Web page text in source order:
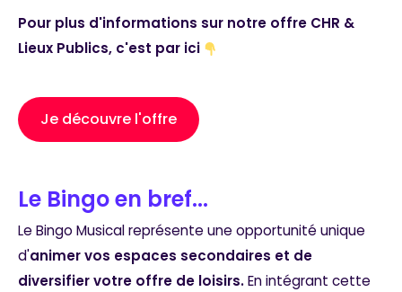
Pour plus d'informations sur notre offre CHR &
Lieux Publics, c'est par ici
Je découvre l'offre
Le Bingo en bref...
Le Bingo Musical représente une opportunité unique
d'animer vos espaces secondaires et de
diversifier votre offre de loisirs.En intégrant cette